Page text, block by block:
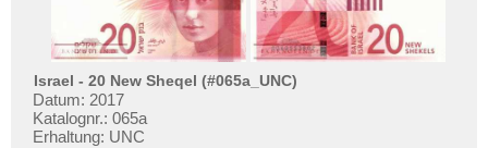
Tschad
Tunesien
Uganda
Westafrikanische Staaten
Israel - 20 New Sheqel (#065a_UNC)
Datum: 2017
Katalognr.: 065a
Erhaltung: UNC